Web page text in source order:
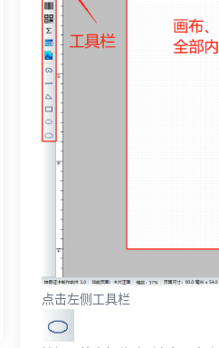
点击左侧工具栏